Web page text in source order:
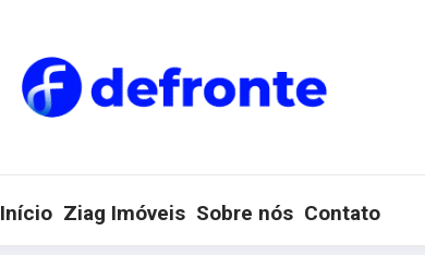
Início Ziag Imóveis Sobre nós Contato